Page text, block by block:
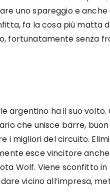
uno spareggio e
fa la cosa più matta
fortunatamente senza
argentino ha il suo volto.
che unisce barre,
i migliori del circuito.
esce vincitore
Wolf. Viene sconfitto
vicino all’impresa,